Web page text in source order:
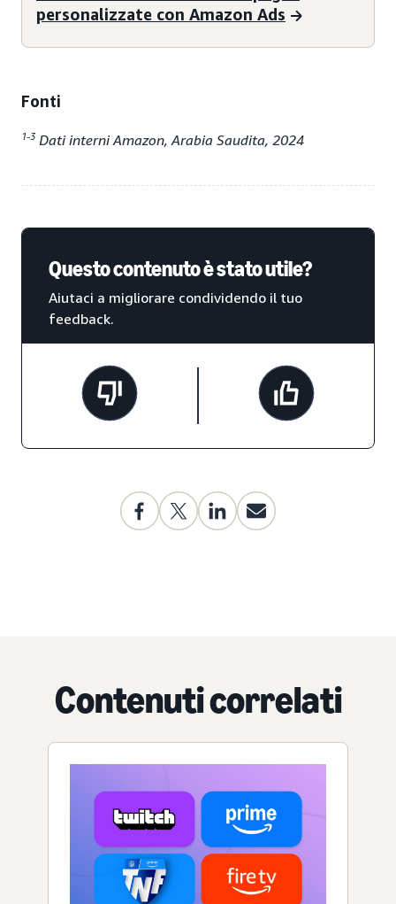
personalizzate con Amazon Ads
Fonti
1-3 Dati interni Amazon, Arabia Saudita, 2024
Questo contenuto è stato utile?
Aiutaci a migliorare condividendo il tuo
feedback.
Contenuti correlati